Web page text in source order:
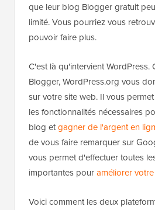
que leur blog Blogger gratuit
limité. Vous pourriez vous
pouvoir faire plus.
C'est là qu'intervient WordPress.
Blogger, WordPress.org vous
sur votre site web. Il vous
les fonctionnalités nécessaires
blog etgagner de l'argent en
de vous faire remarquer sur
vous permet d'effectuer toutes
importantes pouraméliorer
Voici comment les deux